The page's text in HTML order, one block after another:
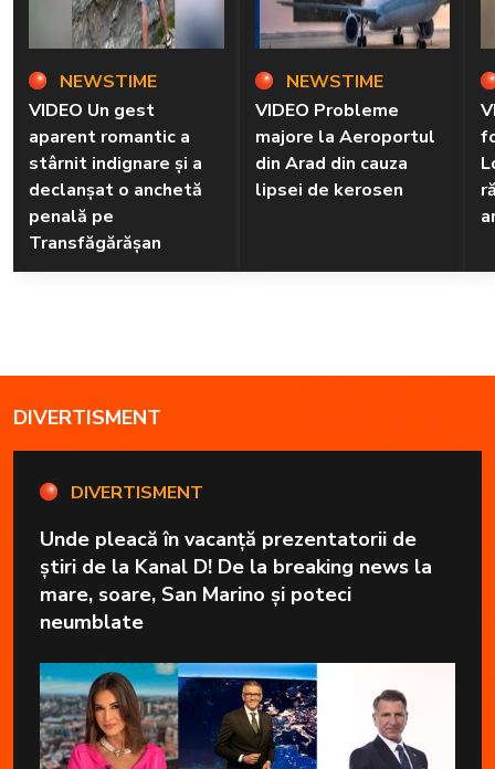
NEWSTIME
VIDEO Un gest
aparent romantic a
stârnit indignare și a
declanșat o anchetă
penală pe
Transfăgărășan
NEWSTIME
VIDEO Probleme
majore la Aeroportul
din Arad din cauza
lipsei de kerosen
DIVERTISMENT
DIVERTISMENT
Unde pleacă în vacanță prezentatorii de
știri de la Kanal D! De la breaking news la
mare, soare, San Marino și poteci
neumblate